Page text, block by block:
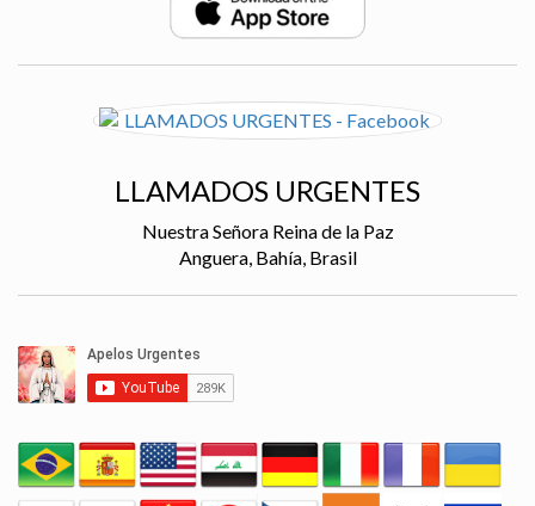
LLAMADOS URGENTES
Nuestra Señora Reina de la Paz
Anguera, Bahía, Brasil